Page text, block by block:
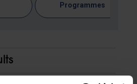
Programmes